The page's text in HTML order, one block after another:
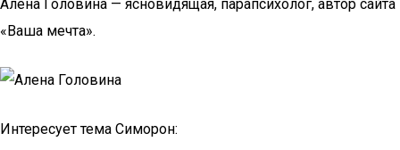
Алена Головина — ясновидящая, парапсихолог, автор сайта
«Ваша мечта».
Интересует тема Симорон: